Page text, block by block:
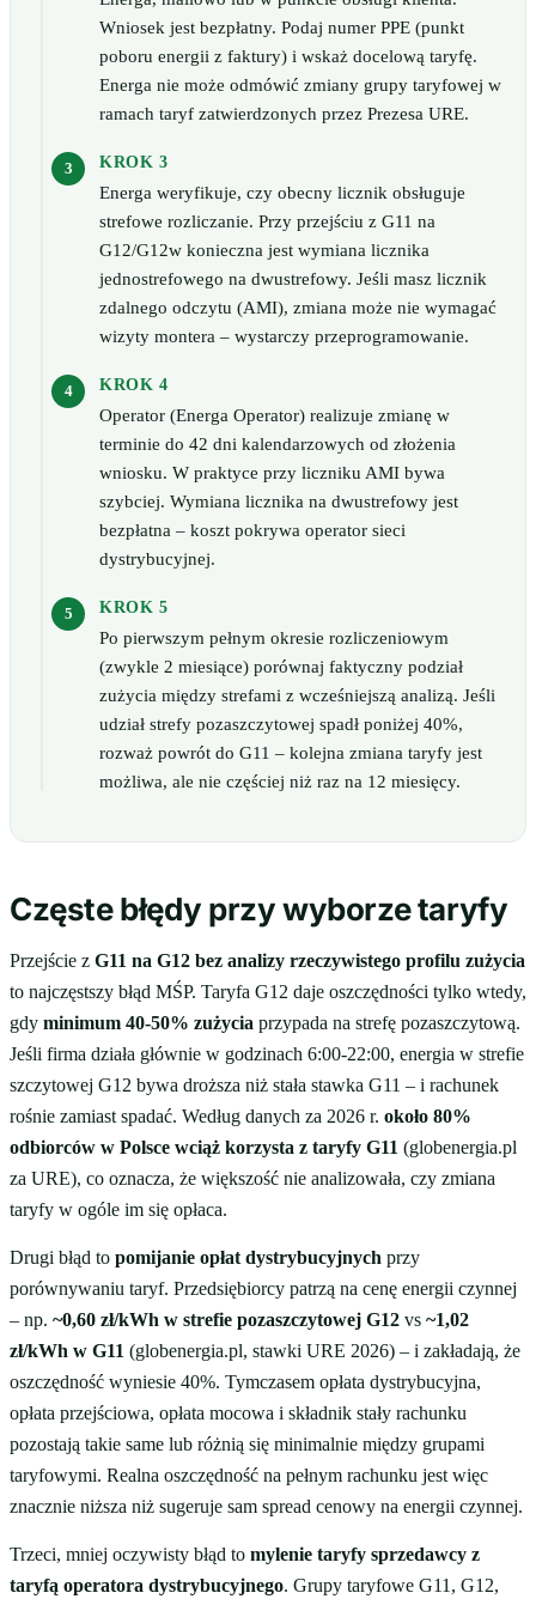
Wniosek jest bezpłatny. Podaj numer PPE (punkt
poboru energii z faktury) i wskaż docelową taryfę.
Energa nie może odmówić zmiany grupy taryfowej w
ramach taryf zatwierdzonych przez Prezesa URE.
KROK 3
Energa weryfikuje, czy obecny licznik obsługuje
strefowe rozliczanie. Przy przejściu z G11 na
G12/G12w konieczna jest wymiana licznika
jednostrefowego na dwustrefowy. Jeśli masz licznik
zdalnego odczytu (AMI), zmiana może nie wymagać
wizyty montera – wystarczy przeprogramowanie.
KROK 4
Operator (Energa Operator) realizuje zmianę w
terminie do 42 dni kalendarzowych od złożenia
wniosku. W praktyce przy liczniku AMI bywa
szybciej. Wymiana licznika na dwustrefowy jest
bezpłatna – koszt pokrywa operator sieci
dystrybucyjnej.
KROK 5
Po pierwszym pełnym okresie rozliczeniowym
(zwykle 2 miesiące) porównaj faktyczny podział
zużycia między strefami z wcześniejszą analizą. Jeśli
udział strefy pozaszczytowej spadł poniżej 40%,
rozważ powrót do G11 – kolejna zmiana taryfy jest
możliwa, ale nie częściej niż raz na 12 miesięcy.
Częste błędy przy wyborze taryfy
Przejście z G11 na G12 bez analizy rzeczywistego profilu zużycia
to najczęstszy błąd MŚP. Taryfa G12 daje oszczędności tylko wtedy,
gdy minimum 40-50% zużycia przypada na strefę pozaszczytową.
Jeśli firma działa głównie w godzinach 6:00-22:00, energia w strefie
szczytowej G12 bywa droższa niż stała stawka G11 – i rachunek
rośnie zamiast spadać. Według danych za 2026 r. około 80%
odbiorców w Polsce wciąż korzysta z taryfy G11 (globenergia.pl
za URE), co oznacza, że większość nie analizowała, czy zmiana
taryfy w ogóle im się opłaca.
Drugi błąd to pomijanie opłat dystrybucyjnych przy
porównywaniu taryf. Przedsiębiorcy patrzą na cenę energii czynnej
– np. ~0,60 zł/kWh w strefie pozaszczytowej G12 vs ~1,02
zł/kWh w G11 (globenergia.pl, stawki URE 2026) – i zakładają, że
oszczędność wyniesie 40%. Tymczasem opłata dystrybucyjna,
opłata przejściowa, opłata mocowa i składnik stały rachunku
pozostają takie same lub różnią się minimalnie między grupami
taryfowymi. Realna oszczędność na pełnym rachunku jest więc
znacznie niższa niż sugeruje sam spread cenowy na energii czynnej.
Trzeci, mniej oczywisty błąd to mylenie taryfy sprzedawcy z
taryfą operatora dystrybucyjnego. Grupy taryfowe G11, G12,